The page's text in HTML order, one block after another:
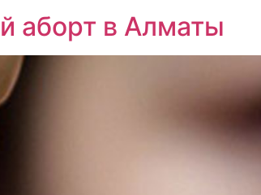
аборт в Алматы